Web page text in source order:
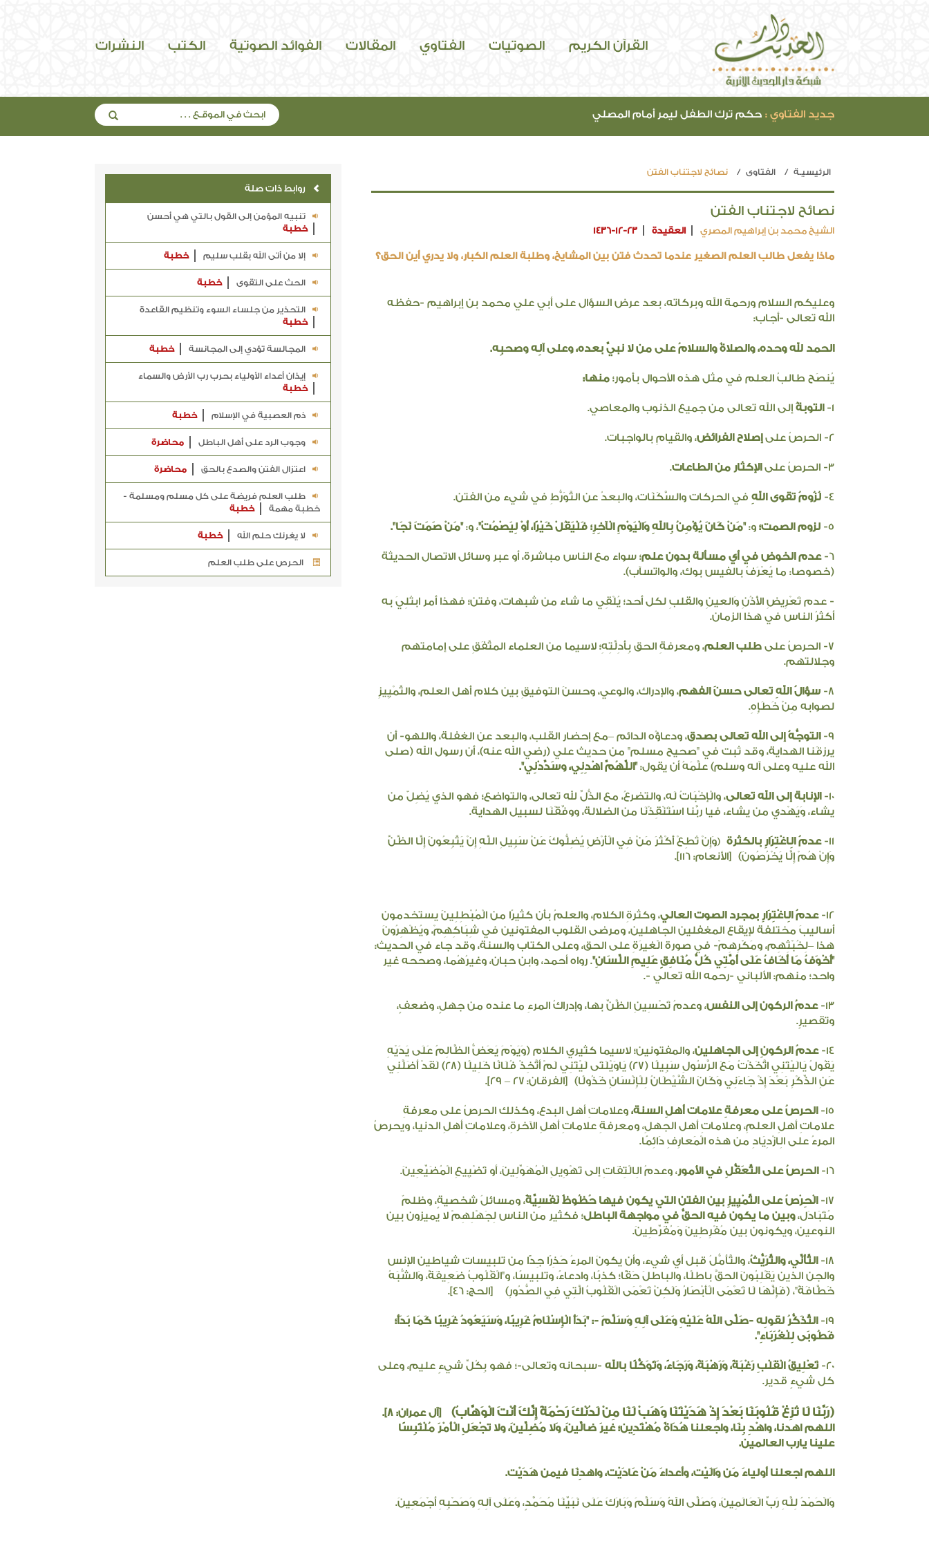
القرآن الكريم الصوتيات الفتاوي المقالات الفوائد الصوتية الكتب النشرات
جديد الفتاوي : حكم ترك الطفل ليمر أمام المصلي
الرئيسيـة الفتاوي نصائح لاجتناب الفتن
نصائح لاجتناب الفتن
الشيخ محمد بن إبراهيم المصري العقيدة 1436-12-23
ماذا يفعل طالب العلم الصغير عندما تحدث فتن بين المشايخ، وطلبة العلم الكبار، ولا يدري أين الحق؟
وعليكم السلام ورحمة الله وبركاته، بعد عرض السؤال على أبي علي محمد بن إبراهيم -حفظه
الله تعالى -أجاب:
الحمد لله وحده، والصلاةُ والسلامُ على من لا نبيَّ بعده، وعلى آلِه وصحبِه.
يُنصَح طالبُ العلم في مثل هذه الأحوال بأمور؛ منها:
1- التوبةُ إلى الله تعالى من جميع الذنوب والمعاصي.
2- الحرصُ على إصلاح الفرائض، والقيامِ بالواجبات.
3- الحرصُ على الإكثار من الطاعات.
4- لُزُومُ تقوى اللهِ في الحركات والسَّكَنَات، والبعدُ عن التَّوَرُّطِ في شيء من الفتن.
5- لزوم الصمت؛ و:"مَنْ كَانَ يُؤْمِنُ بِاللهِ وَالْيَوْمِ الْآخِرِ؛ فَلْيَقُلْ خَيْرًا، أَوْ لِيَصْمُتْ"، و:"مَنْ صَمَتَ نَجَا".
6- عدم الخوض في أي مسألة بدون علم؛ سواء مع الناس مباشرة، أو عبر وسائل الاتصال الحديثة
(خصوصا: ما يُعْرَفُ بالفيس بوك، والواتسآب).
- عدم تَعْرِيضِ الأُذُنِ وَالعينِ والقلبِ لكل أحد؛ يُلْقِي ما شاء من شبهات، وفتن؛ فهذا أمر ابتُلِيَ به
أكثرُ الناس في هذا الزمان.
7- الحرصُ على طلب العلم، ومعرفةِ الحق بِأَدِلَّتِهِ؛ لاسيما من العلماء المتَّفَقِ على إمامتهم
وجلالتهم.
8- سؤالُ اللهِ تعالى حسنَ الفهم، والإدراك، والوعي، وحسنَ التوفيقِ بين كلام أهل العلم، والتَّمْيِيزِ
لصوابه مِنْ خَطَإِهِ.
9- التوجُّهُ إلى الله تعالى بصدق، ودعاؤُه الدائم –مع إحضار القلب، والبعد عن الغفلة، واللهو- أن
يرزقَنا الهداية، وقد ثبت في "صحيح مسلم" من حديث علي (رضي الله عنه)، أن رسول الله (صلى
الله عليه وعلى آله وسلم) علَّمَهُ أن يقول:"اللَّهُمَّ اهْدِنِي، وسَدِّدْنِي".
10- الإنابة إلى الله تعالى، والْإخْبَاتُ لَه، والتضرعُ، مع الذُّلِّ لله تعالى، والتواضع؛ فهو الذي يُضِلّ من
يشاء، وَيَهْدي من يشاء، فيا ربَّنا اسْتَنْقِذْنَا من الضلالة، ووفِّقْنَا لسبيل الهداية.
11- عدمُ الِاغْتِرَارِ بالكثرة (وَإِنْ تُطِعْ أَكْثَرَ مَنْ فِي الْأَرْضِ يُضِلُّوكَ عَنْ سَبِيلِ اللَّهِ إِنْ يَتَّبِعُونَ إِلَّا الظَّنَّ
وَإِنْ هُمْ إِلَّا يَخْرُصُونَ)
[الأنعام: ١١٦].
12- عدمُ الِاغْتِرَارِ بمجرد الصوت العالي، وكثرةِ الكلام، والعلمُ بأن كثيرًا من الْمُبْطِلِينَ يستخدمون
أساليبَ مختلفة لإيقاع المغفلين الجاهلين، ومرضى القلوب المفتونين في شِبَاكِهِمْ، ويُظْهِرُونَ
هذا –لِخُبْثِهِم، ومَكْرِهِمْ- في صورة الْغيرَةِ على الحق، وعلى الكتاب والسنة، وقد جاء في الحديث:
"أَخْوَفُ مَا أَخَافُ عَلَى أُمَّتِي كُلُّ مُنَافِقٍ عَلِيمِ اللِّسَانِ". رواه أحمد، وابن حبان، وغيرُهُما، وصححه غير
واحد؛ منهم: الألباني -رحمه الله تعالي -.
13- عدمُ الركون إلى النفس، وعدمُ تَحْسِينِ الظَّنِّ بها، وإدراكُ المرءِ ما عنده من جهلٍ، وضعفٍ،
وتقصيرٍ.
14- عدمُ الركونِ إلى الجاهلين، والمفتونين؛ لاسيما كثيري الكلام (وَيَوْمَ يَعَضُّ الظَّالِمُ عَلَى يَدَيْهِ
يَقُولُ يَالَيْتَنِي اتَّخَذْتُ مَعَ الرَّسُولِ سَبِيلًا (27) يَاوَيْلَتَى لَيْتَنِي لَمْ أَتَّخِذْ فُلَانًا خَلِيلًا (28) لَقَدْ أَضَلَّنِي
عَنِ الذِّكْرِ بَعْدَ إِذْ جَاءَنِي وَكَانَ الشَّيْطَانُ لِلْإِنْسَانِ خَذُولًا)
[الفرقان: ٢٧ – ٢٩].
15- الحرصُ على معرفةِ علامات أهلِ السنة، وعلاماتِ أهل البدع، وكذلك الحرصُ على معرفةِ
علاماتِ أهلِ العلمِ، وعلاماتِ أهل الجهلِ، ومعرفةِ علاماتِ أهلِ الآخرةِ، وعلاماتِ أهلِ الدنيا، ويحرصُ
المرءُ على الِازْدِيَادِ من هذه الْمَعارِفِ دَائِمًا.
16- الحرصُ على التَّعَقُّلِ في الأمور، وعدمُ الِالْتِفَاتِ إلى تَهْوِيلِ الْمُهَوِّلِينَ، أو تَضْيِيعِ الْمُضَيِّعِينَ.
17- الْحِرْصُ على التَّمْيِيزِ بين الفتن التي يكون فيها حُظُوظٌ نَفْسِيَّةٌ، ومسائلُ شخصيةٍ، وظلمٌ
مُتَبَادَل،وبين ما يكون فيه الحقُّ في مواجهة الباطل؛ فكثير من الناس لِجَهْلِهِمْ لا يميزون بين
النوعين، ويكونون بين مُفْرِطِينَ وَمُفَرِّطِينَ.
18- التَّأَنِّي، والتَّرَيُّثُ، والتَّأَمُّلُ قبل أي شيء، وأن يكونَ المرءُ حَذِرًا جِدًّا من تلبيسات شياطين الإنس
والجن الذين يَقْلِبُونَ الحقَّ باطلًا، والباطلَ حَقًّا؛ كذبًا، وادعاءً، وتلبيسًا، و"الْقُلُوبُ ضَعِيفَةٌ، وَالشُّبَهُ
خَطَّافَةٌ"، (فَإِنَّهَا لَا تَعْمَى الْأَبْصَارُ وَلَكِنْ تَعْمَى الْقُلُوبُ الَّتِي فِي الصُّدُورِ)
[الحج: ٤٦].
19- التَّذَكُّرُ لقولِه -صَلَّى اللهُ عَلَيْهِ وَعَلَى آلِهِ وَسَلَّمَ -: "بَدَأَ الْإِسْلَامُ غَرِيبًا، وَسَيَعُودُ غَرِيبًا كَمَا بَدَأَ؛
فَطُوبَى لِلْغُرَبَاءِ".
20- تَعْلِيقُ الْقَلْبِ رَغْبَةً، وَرَهْبَةً، وَرَجَاءً، وَتَوَكُّلًا بالله -سبحانه وتعالى-؛ فهو بِكُلِّ شيءٍ عليم، وعلى
كل شيءٍ قدير.
(رَبَّنَا لَا تُزِغْ قُلُوبَنَا بَعْدَ إِذْ هَدَيْتَنَا وَهَبْ لَنَا مِنْ لَدُنْكَ رَحْمَةً إِنَّكَ أَنْتَ الْوَهَّابُ)
[آل عمران: ٨].
اللهم اهدنا، واهْدِ بِنَا، واجعلنا هُدَاةً مُهْتَدِين؛ غيرَ ضالِّينَ، وَلا مُضِلِّينَ، ولا تجْعَلِ الْأَمْرَ مُلْتَبِسًا
علينا يارب العالمين.
اللهم اجعلنا أولياءَ مَن وَالَيْت، وأعداءَ مَنْ عَادَيْت، واهدِنَا فيمن هَدَيْت.
وَالْحَمْدُ لِلَّهِ رَبِّ الْعَالَمِينَ، وَصَلَّى اللهُ وَسَلَّمَ وَبَارَكَ عَلَى نَبَيِّنَا مُحَمَّدٍ، وَعَلَى آلِهِ وَصَحْبِهِ أَجْمَعِينَ.
روابط ذات صلة
تنبيه المؤمن إلى القول بالتي هي أحسن
خطبة
إلا من أتى الله بقلب سليم خطبة
الحث على التقوى خطبة
التحذير من جلساء السوء وتنظيم القاعدة
خطبة
المجالسة تؤدي إلى المجانسة خطبة
إيذان أعداء الأولياء بحرب رب الأرض والسماء
خطبة
ذم العصبية في الإسلام خطبة
وجوب الرد على أهل الباطل محاضرة
اعتزال الفتن والصدع بالحق محاضرة
طلب العلم فريضة على كل مسلم ومسلمة -
خطبة مهمة
خطبة
لا يغرنك حلم الله خطبة
الحرص على طلب العلم